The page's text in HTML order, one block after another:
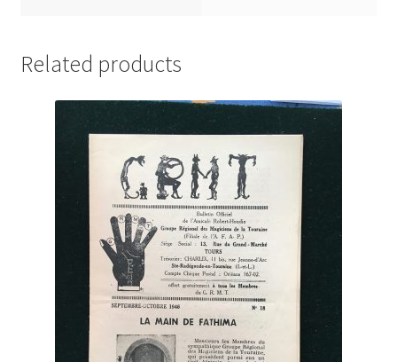
Related products